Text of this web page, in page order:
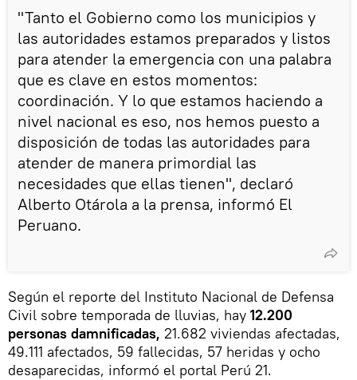
"Tanto el Gobierno como los municipios y
las autoridades estamos preparados y listos
para atender la emergencia con una palabra
que es clave en estos momentos:
coordinación. Y lo que estamos haciendo a
nivel nacional es eso, nos hemos puesto a
disposición de todas las autoridades para
atender de manera primordial las
necesidades que ellas tienen", declaró
Alberto Otárola a la prensa, informó El
Peruano.
Según el reporte del Instituto Nacional de Defensa
Civil sobre temporada de lluvias, hay 12.200
personas damnificadas, 21.682 viviendas afectadas,
49.111 afectados, 59 fallecidas, 57 heridas y ocho
desaparecidas, informó el portal Perú 21.